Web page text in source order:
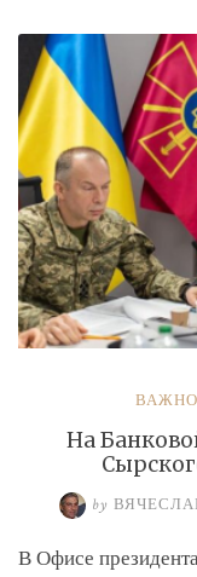
На
by
В Офисе